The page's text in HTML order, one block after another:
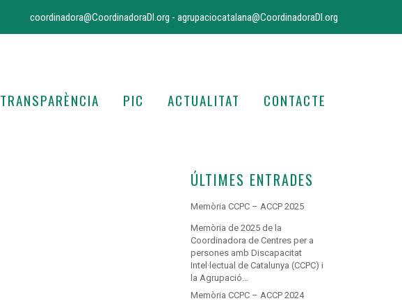
coordinadora@CoordinadoraDI.org - agrupaciocatalana@CoordinadoraDI.org
TRANSPARÈNCIA PIC ACTUALITAT CONTACTE
ÚLTIMES ENTRADES
Memòria CCPC – ACCP 2025
Memòria de 2025 de la
Coordinadora de Centres per a
persones amb Discapacitat
Intel·lectual de Catalunya (CCPC) i
la Agrupació…
Memòria CCPC – ACCP 2024